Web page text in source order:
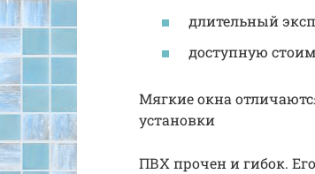
длительный
доступную
Мягкие окна
установки
ПВХ прочен и гибок.